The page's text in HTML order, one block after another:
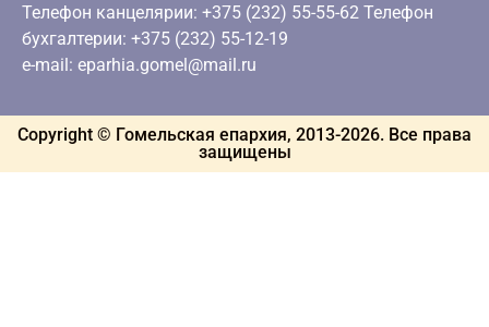
Телефон канцелярии: +375 (232) 55-55-62 Телефон
бухгалтерии: +375 (232) 55-12-19
e-mail: eparhia.gomel@mail.ru
Copyright © Гомельская епархия, 2013-2026. Все права
защищены